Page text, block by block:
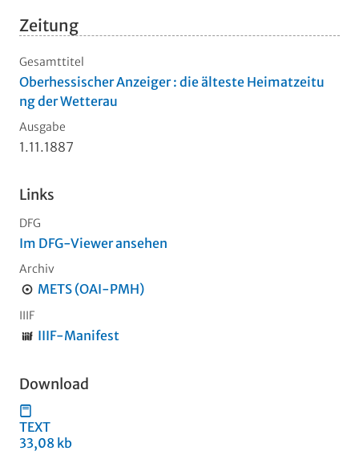
Zeitung
Gesamttitel
Oberhessischer Anzeiger : die älteste Heimatzeitu
ng der Wetterau
Ausgabe
1.11.1887
Links
DFG
Im DFG-Viewer ansehen
Archiv
METS (OAI-PMH)
IIIF
IIIF-Manifest
Download
TEXT
33,08 kb